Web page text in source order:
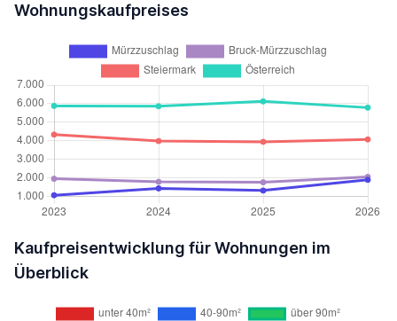
Wohnungskaufpreises
Kaufpreisentwicklung für Wohnungen im
Überblick